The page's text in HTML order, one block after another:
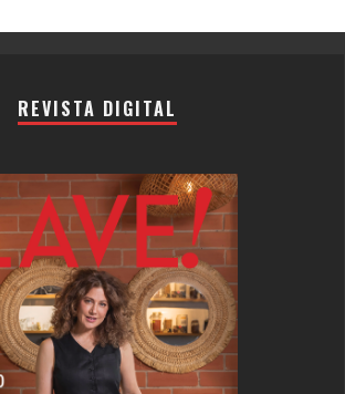
REVISTA DIGITAL